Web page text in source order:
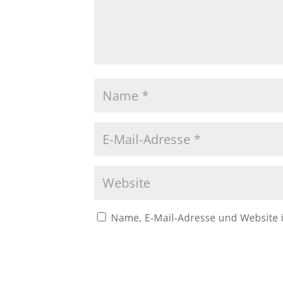
Name, E-Mail-Adresse und